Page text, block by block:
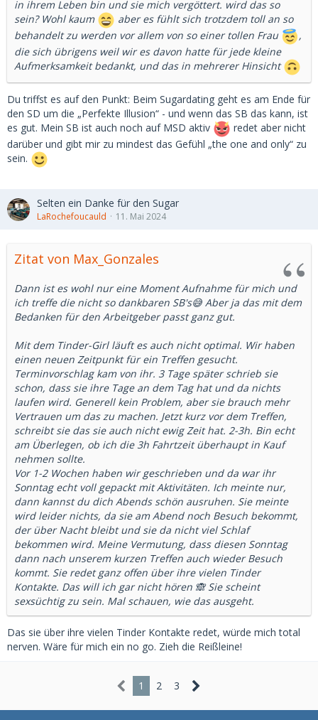
in ihrem Leben bin und sie mich vergöttert. wird das so
sein? Wohl kaum
aber es fühlt sich trotzdem toll an so
behandelt zu werden vor allem von so einer tollen Frau
,
die sich übrigens weil wir es davon hatte für jede kleine
Aufmerksamkeit bedankt, und das in mehrerer Hinsicht
Du triffst es auf den Punkt: Beim Sugardating geht es am Ende für
den SD um die „Perfekte Illusion“ - und wenn das SB das kann, ist
es gut. Mein SB ist auch noch auf MSD aktiv
redet aber nicht
darüber und gibt mir zu mindest das Gefühl „the one and only“ zu
sein.
Selten ein Danke für den Sugar
LaRochefoucauld 11. Mai 2024
Zitat von Max_Gonzales
Dann ist es wohl nur eine Moment Aufnahme für mich und
ich treffe die nicht so dankbaren SB's😅 Aber ja das mit dem
Bedanken für den Arbeitgeber passt ganz gut.
Mit dem Tinder-Girl läuft es auch nicht optimal. Wir haben
einen neuen Zeitpunkt für ein Treffen gesucht.
Terminvorschlag kam von ihr. 3 Tage später schrieb sie
schon, dass sie ihre Tage an dem Tag hat und da nichts
laufen wird. Generell kein Problem, aber sie brauch mehr
Vertrauen um das zu machen. Jetzt kurz vor dem Treffen,
schreibt sie das sie auch nicht ewig Zeit hat. 2-3h. Bin echt
am Überlegen, ob ich die 3h Fahrtzeit überhaupt in Kauf
nehmen sollte.
Vor 1-2 Wochen haben wir geschrieben und da war ihr
Sonntag echt voll gepackt mit Aktivitäten. Ich meinte nur,
dann kannst du dich Abends schön ausruhen. Sie meinte
wird leider nichts, da sie am Abend noch Besuch bekommt,
der über Nacht bleibt und sie da nicht viel Schlaf
bekommen wird. Meine Vermutung, dass diesen Sonntag
dann nach unserem kurzen Treffen auch wieder Besuch
kommt. Sie redet ganz offen über ihre vielen Tinder
Kontakte. Das will ich gar nicht hören 🙈 Sie scheint
sexsüchtig zu sein. Mal schauen, wie das ausgeht.
Das sie über ihre vielen Tinder Kontakte redet, würde mich total
nerven. Wäre für mich ein no go. Zieh die Reißleine!
1 2 3